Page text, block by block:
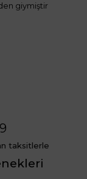
giymiştir
taksitlerle